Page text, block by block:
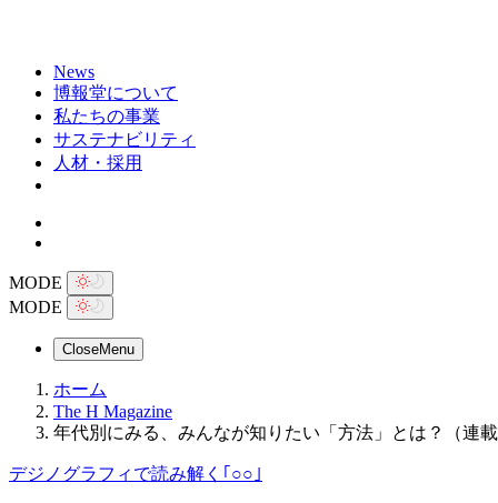
News
博報堂について
私たちの事業
サステナビリティ
人材・採用
MODE
MODE
CloseMenu
ホーム
The H Magazine
年代別にみる、みんなが知りたい「方法」とは？（連
デジノグラフィで読み解く｢○○｣